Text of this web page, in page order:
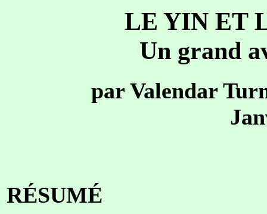
LE YIN ET
Un grand
par Valendar
RÉSUMÉ